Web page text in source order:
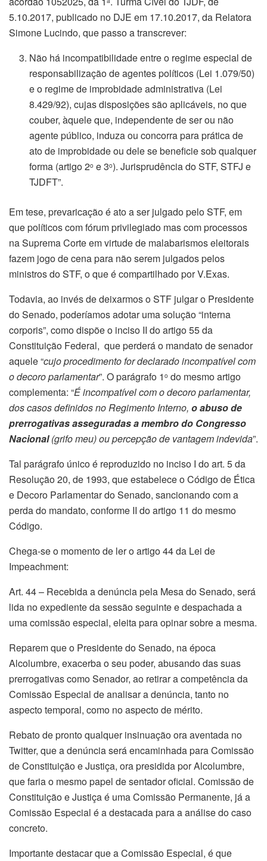
5.10.2017, publicado no DJE em 17.10.2017, da Relatora
Simone Lucindo, que passo a transcrever:
Não há incompatibilidade entre o regime especial de
responsabilização de agentes políticos (Lei 1.079/50)
e o regime de improbidade administrativa (Lei
8.429/92), cujas disposições são aplicáveis, no que
couber, àquele que, independente de ser ou não
agente público, induza ou concorra para prática de
ato de improbidade ou dele se beneficie sob qualquer
forma (artigo 2o e 3o). Jurisprudência do STF, STFJ e
TJDFT”.
Em tese, prevaricação é ato a ser julgado pelo STF, em
que políticos com fórum privilegiado mas com processos
na Suprema Corte em virtude de malabarismos eleitorais
fazem jogo de cena para não serem julgados pelos
ministros do STF, o que é compartilhado por V.Exas.
Todavia, ao invés de deixarmos o STF julgar o Presidente
do Senado, poderíamos adotar uma solução “interna
corporis”, como dispõe o inciso II do artigo 55 da
Constituição Federal, que perderá o mandato de senador
aquele “cujo procedimento for declarado incompatível com
o decoro parlamentar”. O parágrafo 1 o do mesmo artigo
complementa: “É incompatível com o decoro parlamentar,
dos casos definidos no Regimento Interno, o abuso de
prerrogativas asseguradas a membro do Congresso
Nacional(grifo meu) ou percepção de vantagem indevida”.
Tal parágrafo único é reproduzido no inciso I do art. 5 da
Resolução 20, de 1993, que estabelece o Código de Ética
e Decoro Parlamentar do Senado, sancionando com a
perda do mandato, conforme II do artigo 11 do mesmo
Código.
Chega-se o momento de ler o artigo 44 da Lei de
Impeachment:
Art. 44 – Recebida a denúncia pela Mesa do Senado, será
lida no expediente da sessão seguinte e despachada a
uma comissão especial, eleita para opinar sobre a mesma.
Reparem que o Presidente do Senado, na época
Alcolumbre, exacerba o seu poder, abusando das suas
prerrogativas como Senador, ao retirar a competência da
Comissão Especial de analisar a denúncia, tanto no
aspecto temporal, como no aspecto de mérito.
Rebato de pronto qualquer insinuação ora aventada no
Twitter, que a denúncia será encaminhada para Comissão
de Constituição e Justiça, ora presidida por Alcolumbre,
que faria o mesmo papel de sentador oficial. Comissão de
Constituição e Justiça é uma Comissão Permanente, já a
Comissão Especial é a destacada para a análise do caso
concreto.
Importante destacar que a Comissão Especial, é que